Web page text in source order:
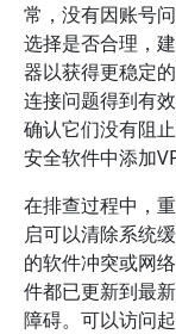
常，没有因账号
选择是否合理，
器以获得更稳定
连接问题得到有
确认它们没有阻
安全软件中添加
在排查过程中，
启可以清除系统
的软件冲突或网
件都已更新到最
障碍。可以访问